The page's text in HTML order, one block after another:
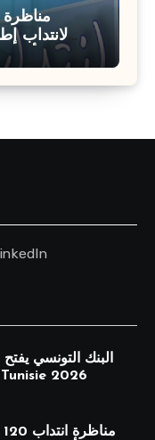
لانتداب
مختلفة : أخر اجل
البنك التونسي
Tunisie 2026